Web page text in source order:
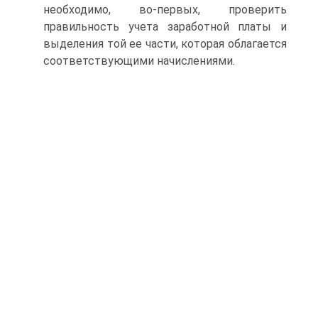
необходимо, во‑первых, проверить
правильность учета заработной платы и
выделения той ее части, которая облагается
соответствующими начислениями.